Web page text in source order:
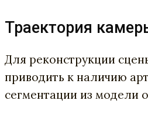
Траектория
Для реконструкции
приводить к наличию
сегментации из модели